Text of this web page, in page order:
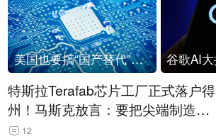
美国也要搞“国产替代”？先算清三笔账
特斯拉Terafab芯片工厂正式落户得
州！马斯克放言：要把尖端制造带
回美国
12